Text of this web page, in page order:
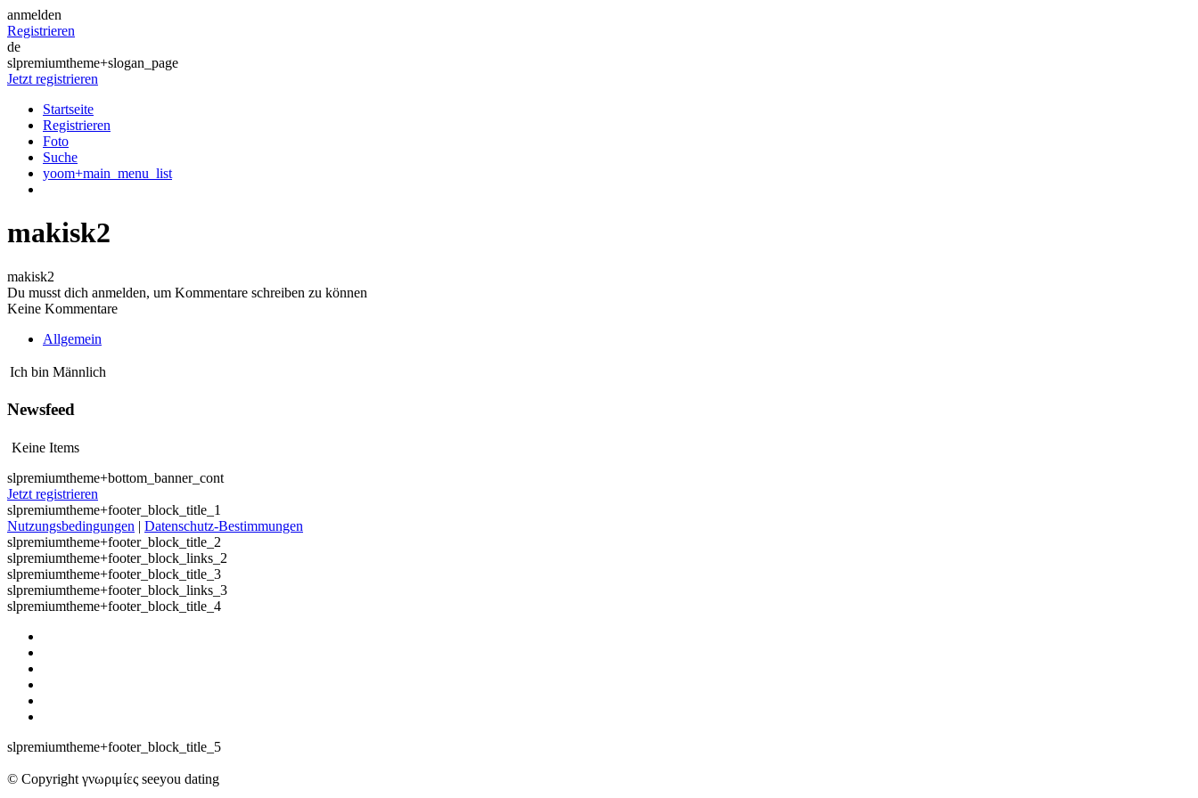
anmelden
Registrieren
de
slpremiumtheme+slogan_page
Jetzt registrieren
Startseite
Registrieren
Foto
Suche
yoom+main_menu_list
makisk2
makisk2
Du musst dich anmelden, um Kommentare schreiben zu können
Keine Kommentare
Allgemein
Ich bin Männlich
Newsfeed
Keine Items
slpremiumtheme+bottom_banner_cont
Jetzt registrieren
slpremiumtheme+footer_block_title_1
Nutzungsbedingungen | Datenschutz-Bestimmungen
slpremiumtheme+footer_block_title_2
slpremiumtheme+footer_block_links_2
slpremiumtheme+footer_block_title_3
slpremiumtheme+footer_block_links_3
slpremiumtheme+footer_block_title_4
slpremiumtheme+footer_block_title_5
© Copyright γνωριμίες seeyou dating